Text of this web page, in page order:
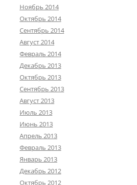
Ноябрь 2014
Октябрь 2014
Сентябрь 2014
Август 2014
Февраль 2014
Декабрь 2013
Октябрь 2013
Сентябрь 2013
Август 2013
Июль 2013
Июнь 2013
Апрель 2013
Февраль 2013
Январь 2013
Декабрь 2012
Октябрь 2012